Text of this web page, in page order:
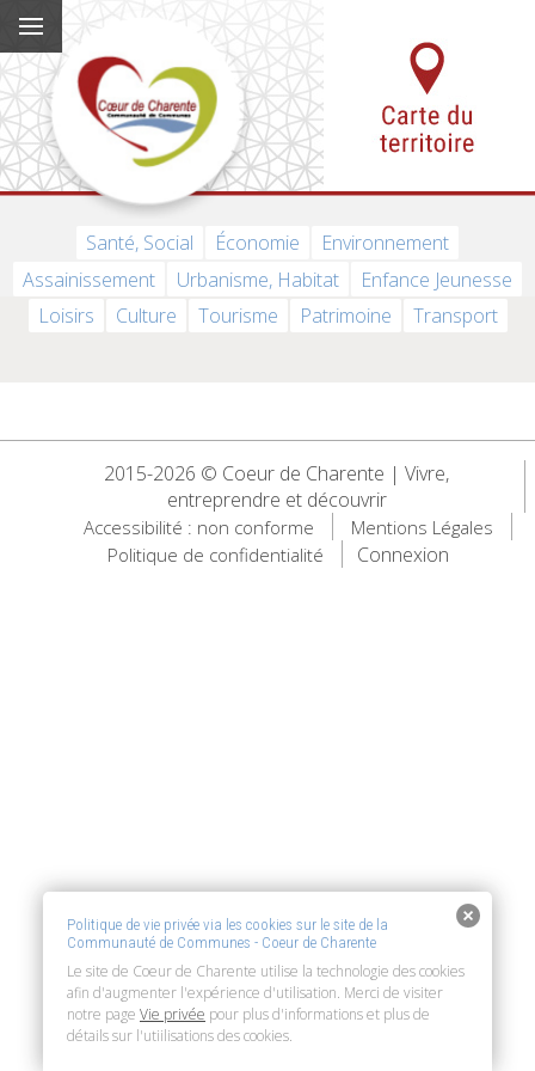
Santé, Social Économie
Environnement
Assainissement
Urbanisme, Habitat
Enfance Jeunesse
Loisirs
Culture Tourisme Patrimoine Transport
2015-2026 © Coeur de Charente | Vivre,
entreprendre et découvrir
Accessibilité : non conforme
Mentions Légales
Politique de confidentialité
Connexion
Politique de vie privée via les cookies sur le site de la
Communauté de Communes - Coeur de Charente
Le site de Coeur de Charente utilise la technologie des cookies
afin d'augmenter l'expérience d'utilisation. Merci de visiter
notre page Vie privée pour plus d'informations et plus de
détails sur l'utiilisations des cookies.